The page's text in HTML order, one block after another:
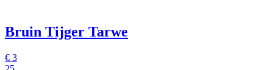
Bruin Tijger Tarwe
€ 3